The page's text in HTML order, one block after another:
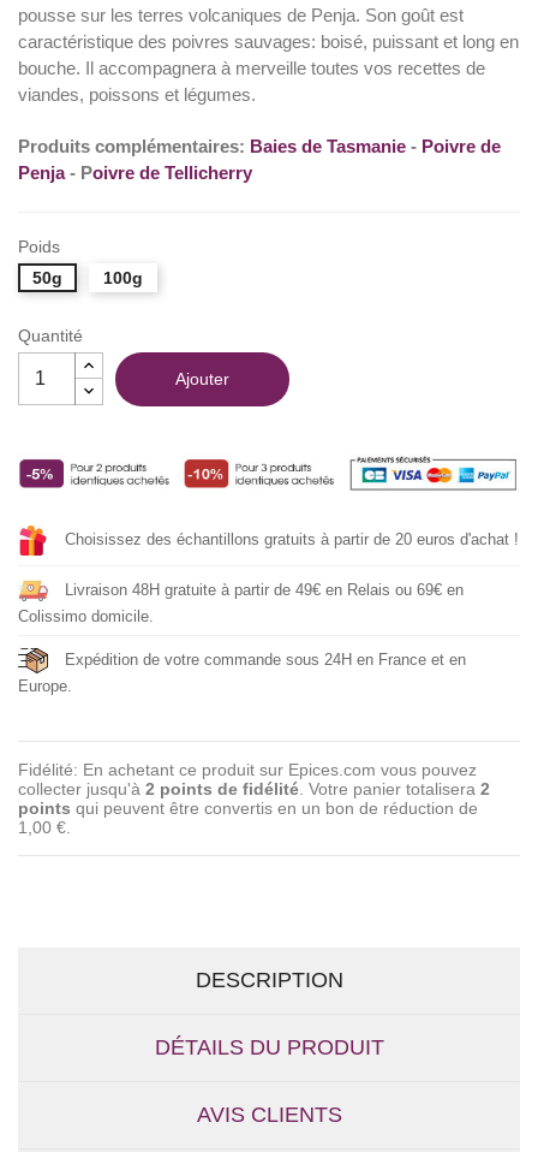
pousse sur les terres volcaniques de Penja. Son goût est
caractéristique des poivres sauvages: boisé, puissant et long en
bouche. Il accompagnera à merveille toutes vos recettes de
viandes, poissons et légumes.
Produits complémentaires: Baies de Tasmanie - Poivre de
Penja- Poivre de Tellicherry
Poids
50g
100g
Quantité
Ajouter
Choisissez des échantillons gratuits à partir de 20 euros d'achat !
Livraison 48H gratuite à partir de 49€ en Relais ou 69€ en
Colissimo domicile.
Expédition de votre commande sous 24H en France et en
Europe.
Fidélité: En achetant ce produit sur Epices.com vous pouvez
collecter jusqu'à 2 points de fidélité . Votre panier totalisera 2
points qui peuvent être convertis en un bon de réduction de
1,00 €
DESCRIPTION
DÉTAILS DU PRODUIT
AVIS CLIENTS